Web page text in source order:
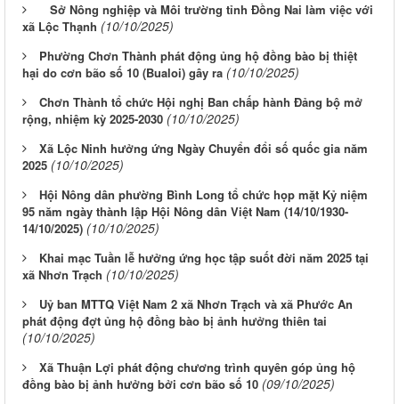
Sở Nông nghiệp và Môi trường tỉnh Đồng Nai làm việc với
xã Lộc Thạnh (10/10/2025)
Phường Chơn Thành phát động ủng hộ đồng bào bị thiệt
hại do cơn bão số 10 (Bualoi) gây ra (10/10/2025)
Chơn Thành tổ chức Hội nghị Ban chấp hành Đảng bộ mở
rộng, nhiệm kỳ 2025-2030 (10/10/2025)
Xã Lộc Ninh hưởng ứng Ngày Chuyển đổi số quốc gia năm
2025 (10/10/2025)
Hội Nông dân phường Bình Long tổ chức họp mặt Kỷ niệm
95 năm ngày thành lập Hội Nông dân Việt Nam (14/10/1930-
14/10/2025) (10/10/2025)
Khai mạc Tuần lễ hưởng ứng học tập suốt đời năm 2025 tại
xã Nhơn Trạch (10/10/2025)
Uỷ ban MTTQ Việt Nam 2 xã Nhơn Trạch và xã Phước An
phát động đợt ủng hộ đồng bào bị ảnh hưởng thiên tai
(10/10/2025)
Xã Thuận Lợi phát động chương trình quyên góp ủng hộ
đồng bào bị ảnh hưởng bởi cơn bão số 10 (09/10/2025)